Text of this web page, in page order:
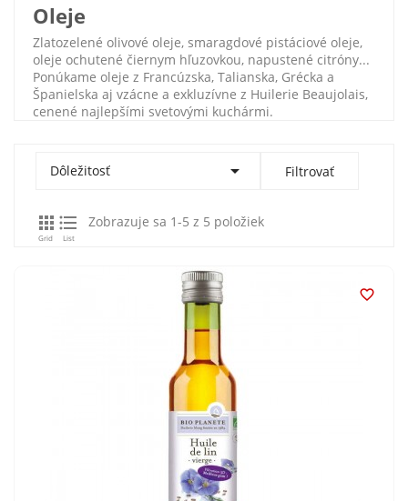
Oleje
Zlatozelené olivové oleje, smaragdové pistáciové oleje,
oleje ochutené čiernym hľuzovkou, napustené citróny...
Ponúkame oleje z Francúzska, Talianska, Grécka a
Španielska aj vzácne a exkluzívne z Huilerie Beaujolais,
cenené najlepšími svetovými kuchármi.
Dôležitosť  Filtrovať

Grid

List
Zobrazuje sa 1-5 z 5 položiek
